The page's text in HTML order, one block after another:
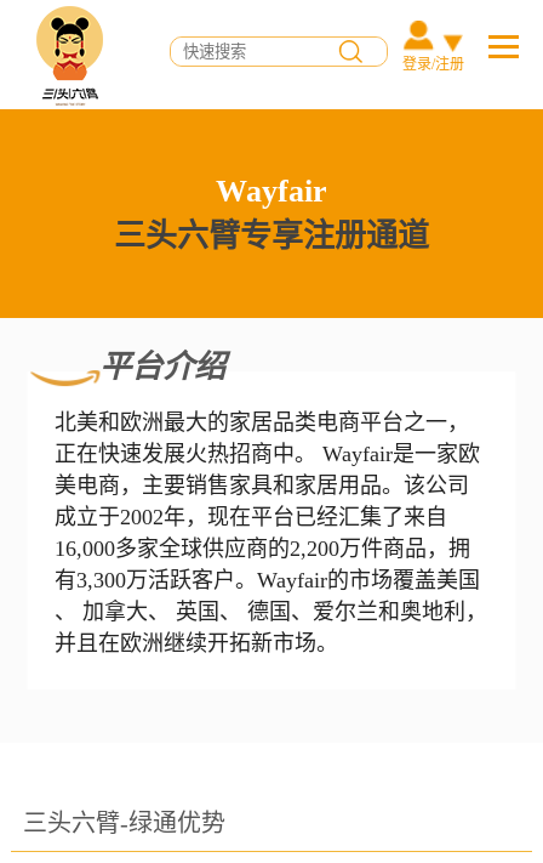
登录/注册
Wayfair
三头六臂专享注册通道
平台介绍
北美和欧洲最大的家居品类电商平台之一，
正在快速发展火热招商中。 Wayfair是一家欧
美电商，主要销售家具和家居用品。该公司
成立于2002年，现在平台已经汇集了来自
16,000多家全球供应商的2,200万件商品，拥
有3,300万活跃客户。Wayfair的市场覆盖美国
、 加拿大、 英国、 德国、爱尔兰和奥地利，
并且在欧洲继续开拓新市场。
三头六臂-绿通优势